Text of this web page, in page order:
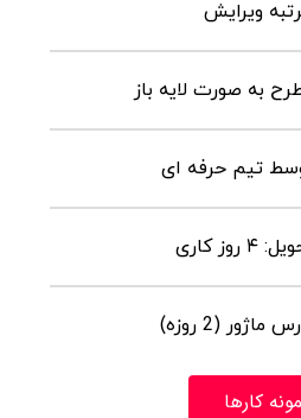
به صورت لایه باز
تیم حرفه ای
روز کاری
(2 روزه)
کارها